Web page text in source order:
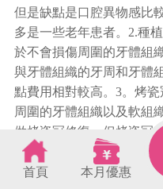
但是缺點是口腔異物感比
多是一些老年患者。2.種
於不會損傷周圍的牙體組
與牙體組織的牙周和牙體
點費用相對較高。3。烤
周圍的牙體組織以及軟組
做烤瓷冠修復，但烤瓷冠
要損傷周圍正常的牙體組
首頁
本月優惠